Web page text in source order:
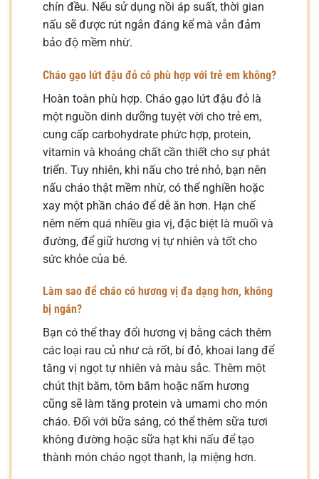
chín đều. Nếu sử dụng nồi áp suất, thời gian
nấu sẽ được rút ngắn đáng kể mà vẫn đảm
bảo độ mềm nhừ.
Cháo gạo lứt đậu đỏ có phù hợp với trẻ em không?
Hoàn toàn phù hợp. Cháo gạo lứt đậu đỏ là
một nguồn dinh dưỡng tuyệt vời cho trẻ em,
cung cấp carbohydrate phức hợp, protein,
vitamin và khoáng chất cần thiết cho sự phát
triển. Tuy nhiên, khi nấu cho trẻ nhỏ, bạn nên
nấu cháo thật mềm nhừ, có thể nghiền hoặc
xay một phần cháo để dễ ăn hơn. Hạn chế
nêm nếm quá nhiều gia vị, đặc biệt là muối và
đường, để giữ hương vị tự nhiên và tốt cho
sức khỏe của bé.
Làm sao để cháo có hương vị đa dạng hơn, không
bị ngán?
Bạn có thể thay đổi hương vị bằng cách thêm
các loại rau củ như cà rốt, bí đỏ, khoai lang để
tăng vị ngọt tự nhiên và màu sắc. Thêm một
chút thịt băm, tôm băm hoặc nấm hương
cũng sẽ làm tăng protein và umami cho món
cháo. Đối với bữa sáng, có thể thêm sữa tươi
không đường hoặc sữa hạt khi nấu để tạo
thành món cháo ngọt thanh, lạ miệng hơn.